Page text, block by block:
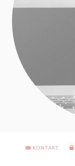
KONTAKT